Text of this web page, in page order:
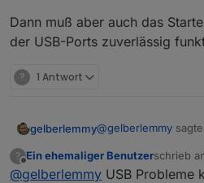
Dann muß aber auch das
der USB-Ports zuverlässig
? 1 Antwort
gelberlemmy@gelberlemmy
@asgothianso
?
Offline
Ein ehemaliger Benutzerschrieb
zuletzt
@gelberlemmy USB Probleme